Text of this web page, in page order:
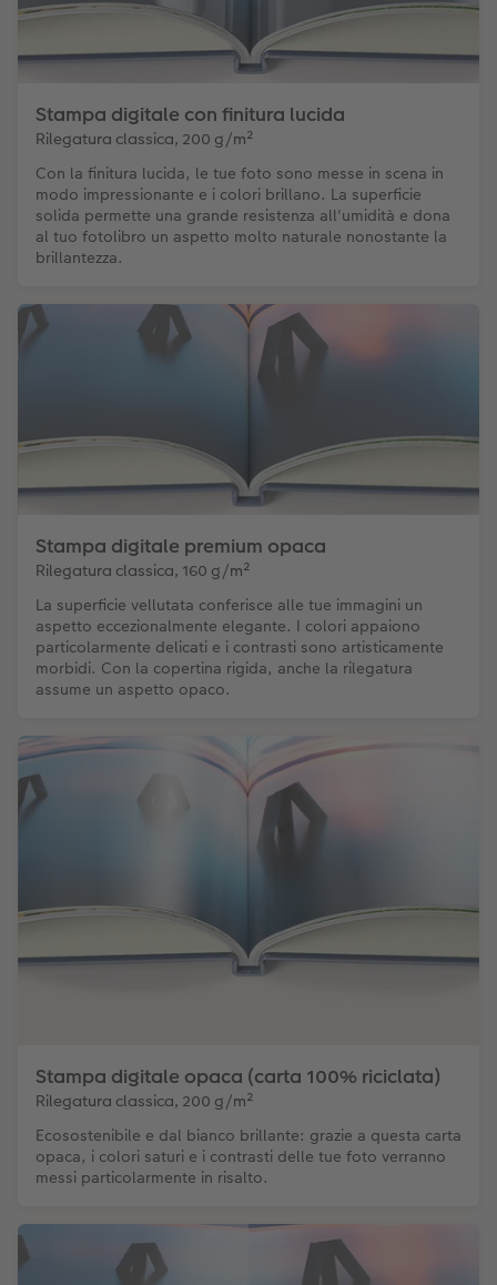
Stampa digitale con finitura lucida
Rilegatura classica, 200 g/m²
Con la finitura lucida, le tue foto sono messe in scena in
modo impressionante e i colori brillano. La superficie
solida permette una grande resistenza all'umidità e dona
al tuo fotolibro un aspetto molto naturale nonostante la
brillantezza.
Stampa digitale premium opaca
Rilegatura classica, 160 g/m²
La superficie vellutata conferisce alle tue immagini un
aspetto eccezionalmente elegante. I colori appaiono
particolarmente delicati e i contrasti sono artisticamente
morbidi. Con la copertina rigida, anche la rilegatura
assume un aspetto opaco.
Stampa digitale opaca (carta 100% riciclata)
Rilegatura classica, 200 g/m²
Ecosostenibile e dal bianco brillante: grazie a questa carta
opaca, i colori saturi e i contrasti delle tue foto verranno
messi particolarmente in risalto.